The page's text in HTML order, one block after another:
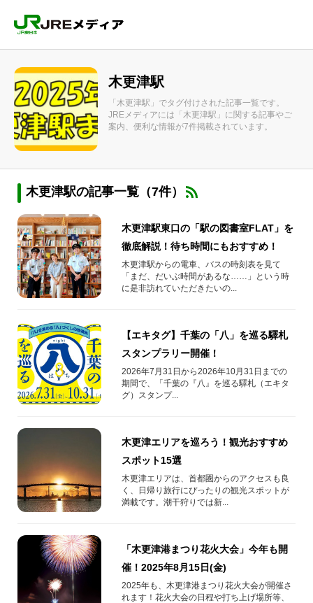
木更津駅
「木更津駅」でタグ付けされた記事一覧です。
JREメディアには「木更津駅」に関する記事やご
案内、便利な情報が7件掲載されています。
木更津駅の記事一覧（7件）
木更津駅東口の「駅の図書室FLAT」を
徹底解説！待ち時間にもおすすめ！
木更津駅からの電車、バスの時刻表を見て
「まだ、だいぶ時間があるな……」という時
に是非訪れていただきたいの...
【エキタグ】千葉の「八」を巡る驛札
スタンプラリー開催！
2026年7月31日から2026年10月31日までの
期間で、「千葉の『八』を巡る驛札（エキタ
グ）スタンプ...
木更津エリアを巡ろう！観光おすすめ
スポット15選
木更津エリアは、首都圏からのアクセスも良
く、日帰り旅行にぴったりの観光スポットが
満載です。潮干狩りでは新...
「木更津港まつり花火大会」今年も開
催！2025年8月15日(金)
2025年も、木更津港まつり花火大会が開催さ
れます！花火大会の日程や打ち上げ場所等、